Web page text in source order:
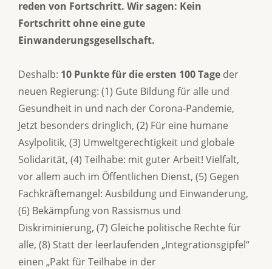
reden von Fortschritt. Wir sagen: Kein
Fortschritt ohne eine gute
Einwanderungsgesellschaft.
Deshalb: 10 Punkte für die ersten 100 Tage der
neuen Regierung: (1) Gute Bildung für alle und
Gesundheit in und nach der Corona-Pandemie,
Jetzt besonders dringlich, (2) Für eine humane
Asylpolitik, (3) Umweltgerechtigkeit und globale
Solidarität, (4) Teilhabe: mit guter Arbeit! Vielfalt,
vor allem auch im Öffentlichen Dienst, (5) Gegen
Fachkräftemangel: Ausbildung und Einwanderung,
(6) Bekämpfung von Rassismus und
Diskriminierung, (7) Gleiche politische Rechte für
alle, (8) Statt der leerlaufenden „Integrationsgipfel“
einen „Pakt für Teilhabe in der